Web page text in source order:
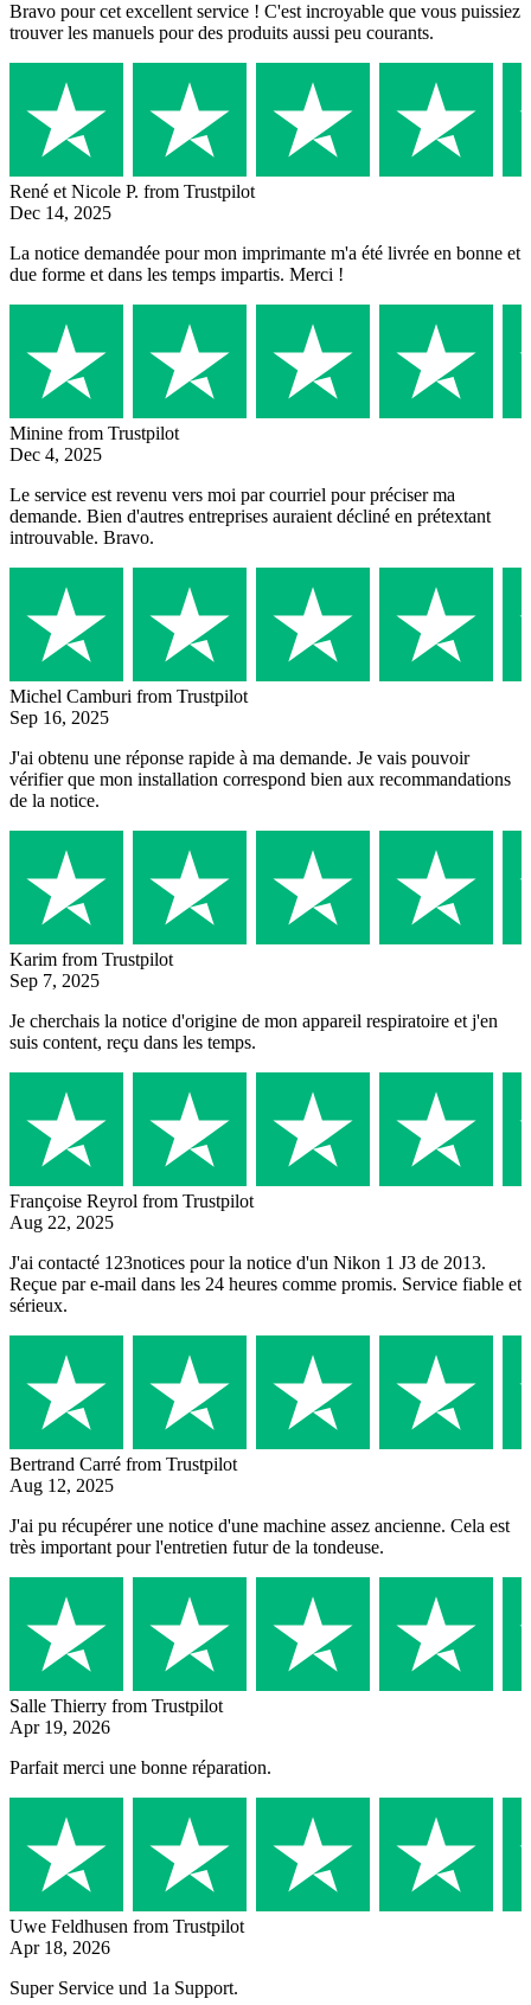
Bravo pour cet excellent service ! C'est incroyable que vous puissiez
trouver les manuels pour des produits aussi peu courants.
René et Nicole P. from Trustpilot
Dec 14, 2025
La notice demandée pour mon imprimante m'a été livrée en bonne et
due forme et dans les temps impartis. Merci !
Minine from Trustpilot
Dec 4, 2025
Le service est revenu vers moi par courriel pour préciser ma
demande. Bien d'autres entreprises auraient décliné en prétextant
introuvable. Bravo.
Michel Camburi from Trustpilot
Sep 16, 2025
J'ai obtenu une réponse rapide à ma demande. Je vais pouvoir
vérifier que mon installation correspond bien aux recommandations
de la notice.
Karim from Trustpilot
Sep 7, 2025
Je cherchais la notice d'origine de mon appareil respiratoire et j'en
suis content, reçu dans les temps.
Françoise Reyrol from Trustpilot
Aug 22, 2025
J'ai contacté 123notices pour la notice d'un Nikon 1 J3 de 2013.
Reçue par e-mail dans les 24 heures comme promis. Service fiable et
sérieux.
Bertrand Carré from Trustpilot
Aug 12, 2025
J'ai pu récupérer une notice d'une machine assez ancienne. Cela est
très important pour l'entretien futur de la tondeuse.
Salle Thierry from Trustpilot
Apr 19, 2026
Parfait merci une bonne réparation.
Uwe Feldhusen from Trustpilot
Apr 18, 2026
Super Service und 1a Support.